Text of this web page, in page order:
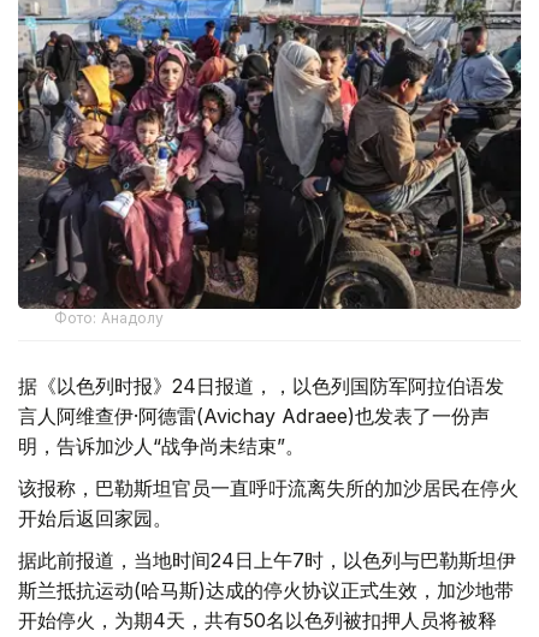
Фото: Анадолу
据《以色列时报》24日报道，，以色列国防军阿拉伯语发
言人阿维查伊·阿德雷(Avichay Adraee)也发表了一份声
明，告诉加沙人“战争尚未结束”。
该报称，巴勒斯坦官员一直呼吁流离失所的加沙居民在停火
开始后返回家园。
据此前报道，当地时间24日上午7时，以色列与巴勒斯坦伊
斯兰抵抗运动(哈马斯)达成的停火协议正式生效，加沙地带
开始停火，为期4天，共有50名以色列被扣押人员将被释